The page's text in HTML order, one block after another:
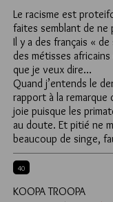
Le racisme est
faites semblant de
Il y a des français «
des métisses
que je veux dire…
Quand j’entends le
rapport à la remarque
joie puisque les
au doute. Et pitié ne
beaucoup de singe,
40
KOOPA TROOPA